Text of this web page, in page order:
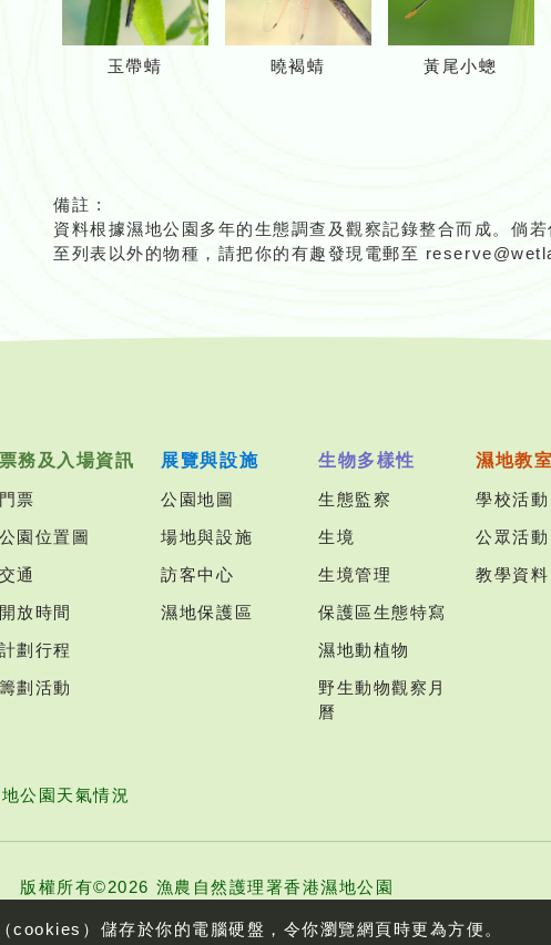
玉帶蜻 曉褐蜻 黃尾小蟌
備註 :
資料根據濕地公園多年的生態調查及觀察記錄整合而成。倘
至列表以外的物種，請把你的有趣發現電郵至
票務及入場資訊
門票
公園位置圖
交通
開放時間
計劃行程
籌劃活動
展覽與設施
公園地圖
場地與設施
訪客中心
濕地保護區
生物多樣性
生態監察
生境
生境管理
保護區生態特寫
濕地動植物
野生動物觀察月
曆
濕地教
學校活動
公眾活動
教學資料
公園天氣情況
版權所有©2026 漁農自然護理署香港濕地公園
cookies）儲存於你的電腦硬盤，令你瀏覽網頁時更為方便。